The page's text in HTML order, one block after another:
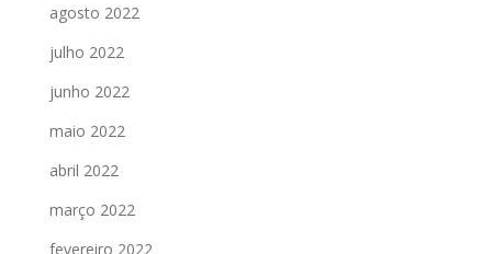
agosto 2022
julho 2022
junho 2022
maio 2022
abril 2022
março 2022
fevereiro 2022